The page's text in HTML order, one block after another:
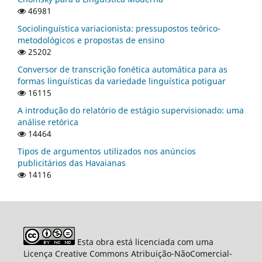
46981
Sociolinguística variacionista: pressupostos teórico-
metodológicos e propostas de ensino
25202
Conversor de transcrição fonética automática para as
formas linguísticas da variedade linguística potiguar
16115
A introdução do relatório de estágio supervisionado: uma
análise retórica
14464
Tipos de argumentos utilizados nos anúncios
publicitários das Havaianas
14116
Esta obra está licenciada com uma
Licença Creative Commons Atribuição-NãoComercial-